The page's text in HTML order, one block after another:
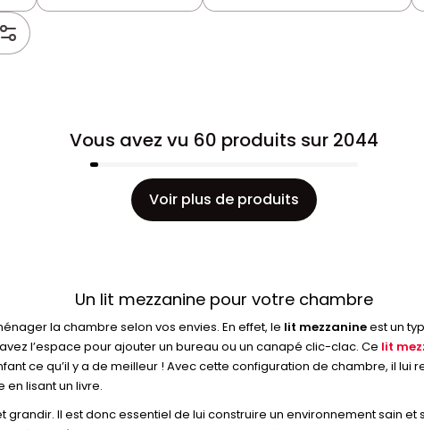
Vous avez vu 60 produits sur 2044
Voir plus de produits
Un lit mezzanine pour votre chambre
la chambre selon vos envies. En effet, le lit mezzanineest un
l’espace pour ajouter un bureau ou un canapé clic-clac. Ce lit
ce qu’il y a de meilleur ! Avec cette configuration de chambre, il
lisant un livre.
Il est donc essentiel de lui construire un environnement sain et